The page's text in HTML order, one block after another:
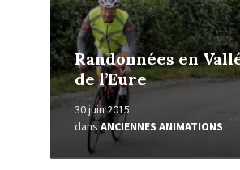
Randonnées en
de l’Eure
30 juin 2015
dansANCIENNES ANIMATIONS